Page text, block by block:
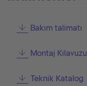
Bakım talimatı
Montaj Kılavuzu
Teknik Katalog